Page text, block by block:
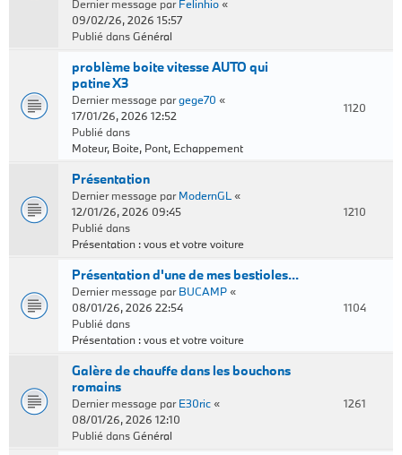
Dernier message parFelinhio«
09/02/26, 2026 15:57
Publié dansGénéral
problème boite vitesse AUTO qui
patine X3
Dernier message pargege70 «
17/01/26, 2026 12:52
Publié dans
Moteur, Boite, Pont, Echappement
1120
Présentation
Dernier message parModernGL «
12/01/26, 2026 09:45
Publié dans
Présentation : vous et votre voiture
1210
Présentation d'une de mes bestioles...
Dernier message parBUCAMP«
08/01/26, 2026 22:54
Publié dans
Présentation : vous et votre voiture
1104
Galère de chauffe dans les bouchons
romains
Dernier message parE30ric«
08/01/26, 2026 12:10
Publié dansGénéral
1261